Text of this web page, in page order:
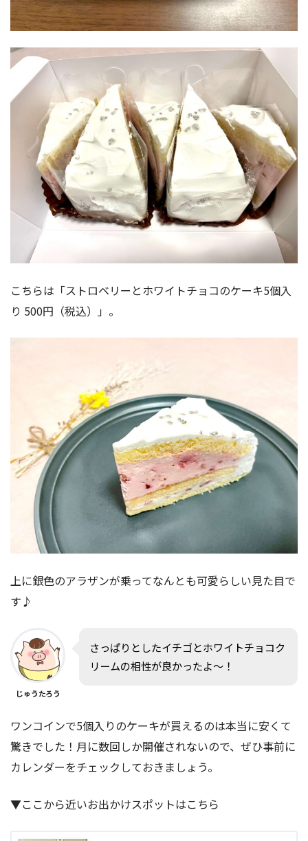
こちらは「ストロベリーとホワイトチョコのケーキ5個入
り 500円（税込）」。
上に銀色のアラザンが乗ってなんとも可愛らしい見た目で
す♪
じゅうたろう
さっぱりとしたイチゴとホワイトチョコク
リームの相性が良かったよ〜！
ワンコインで5個入りのケーキが買えるのは本当に安くて
驚きでした！月に数回しか開催されないので、ぜひ事前に
カレンダーをチェックしておきましょう。
▼ここから近いお出かけスポットはこちら